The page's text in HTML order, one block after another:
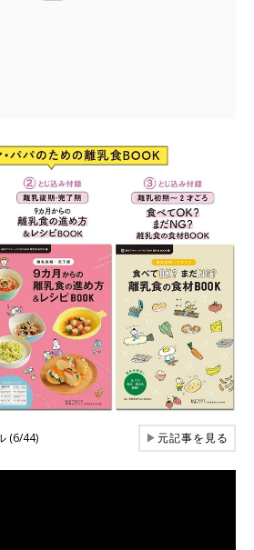
(6/44) ▶元記事を見る